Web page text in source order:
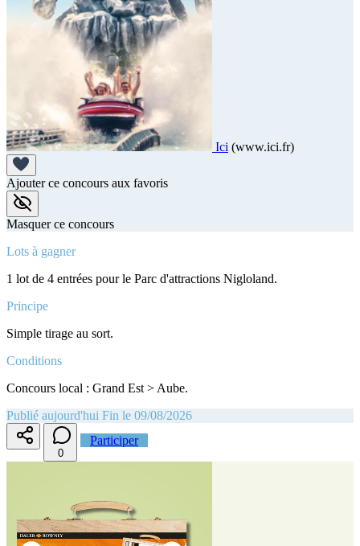
Ici (www.ici.fr)
Ajouter ce concours aux favoris
Masquer ce concours
Lots à gagner
1 lot de 4 entrées pour le Parc d'attractions Nigloland.
Principe
Simple tirage au sort.
Conditions
Concours local : Grand Est > Aube.
Publié aujourd'hui Fin le 09/08/2026
0
Participer